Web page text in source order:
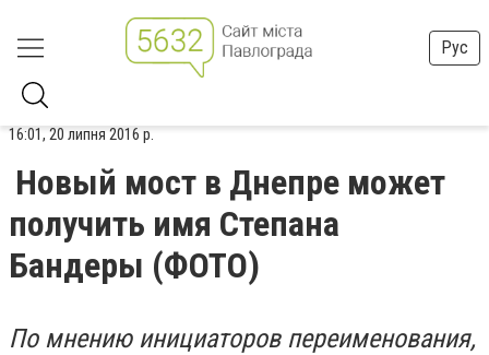
Рус
16:01, 20 липня 2016 р.
Новый мост в Днепре может
получить имя Степана
Бандеры (ФОТО)
По мнению инициаторов переименования,